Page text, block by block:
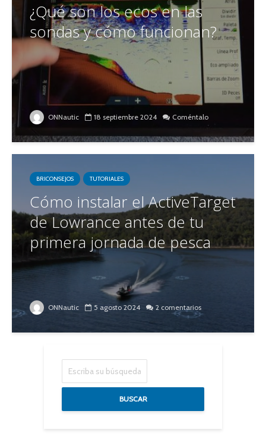
¿Qué son los ecos en las
sondas y cómo funcionan?
ONNautic 18 septiembre 2024 Coméntalo
BRICONSEJOS TUTORIALES
Cómo instalar el ActiveTarget
de Lowrance antes de tu
primera jornada de pesca
ONNautic 5 agosto 2024 2 comentarios
BUSCAR